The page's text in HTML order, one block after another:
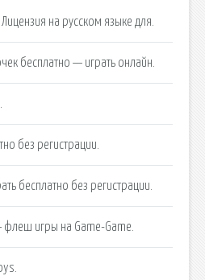
на русском языке для.
бесплатно — играть онлайн.
без регистрации.
бесплатно без регистрации.
игры на Game-Game.